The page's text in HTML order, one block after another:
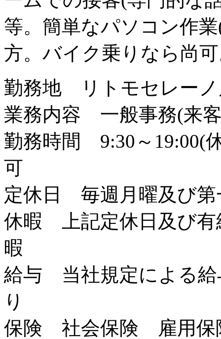
等。簡単なパソコン作
方。バイク乗りなら尚
勤務地 リトモセレーノ
業務内容 一般事務(来
勤務時間 9:30～19:00(
可
定休日 毎週月曜及び
休暇 上記定休日及び
暇
給与 当社規定による
り
保険 社会保険 雇用